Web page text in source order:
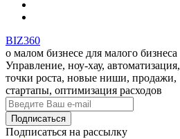
BIZ360
о малом бизнесе для малого бизнеса
Управление, ноу-хау, автоматизация,
точки роста, новые ниши, продажи,
стартапы, оптимизация расходов
Подписаться на рассылку